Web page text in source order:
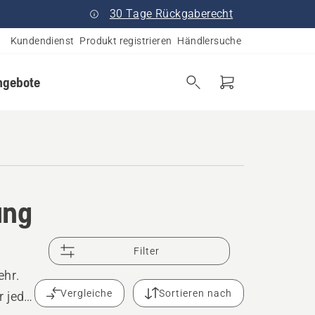
30 Tage Rückgaberecht
Kundendienst Produkt registrieren Händlersuche
jede
Filter
Vergleiche Sortieren nach